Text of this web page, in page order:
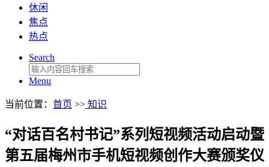
休闲
焦点
热点
Search
Menu
当前位置： 首页 >> 知识
“对话百名村书记”系列短视频活动启动暨
第五届梅州市手机短视频创作大赛颁奖仪